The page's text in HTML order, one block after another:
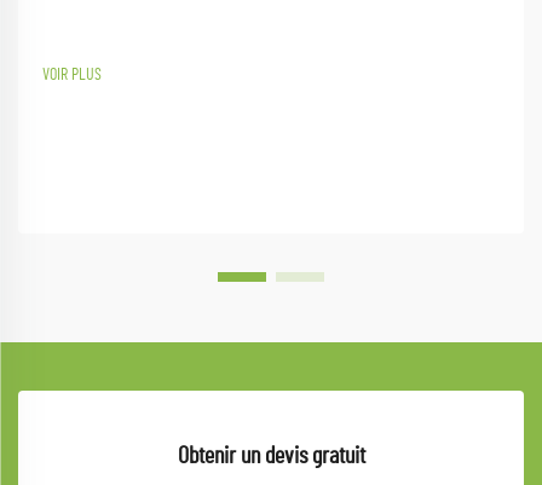
VOIR PLUS
Obtenir un devis gratuit